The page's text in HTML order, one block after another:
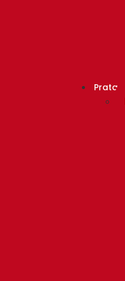
Prata